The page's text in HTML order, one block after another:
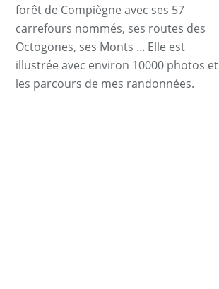
forêt de Compiègne avec ses 57
carrefours nommés, ses routes des
Octogones, ses Monts ... Elle est
illustrée avec environ 10000 photos et
les parcours de mes randonnées.